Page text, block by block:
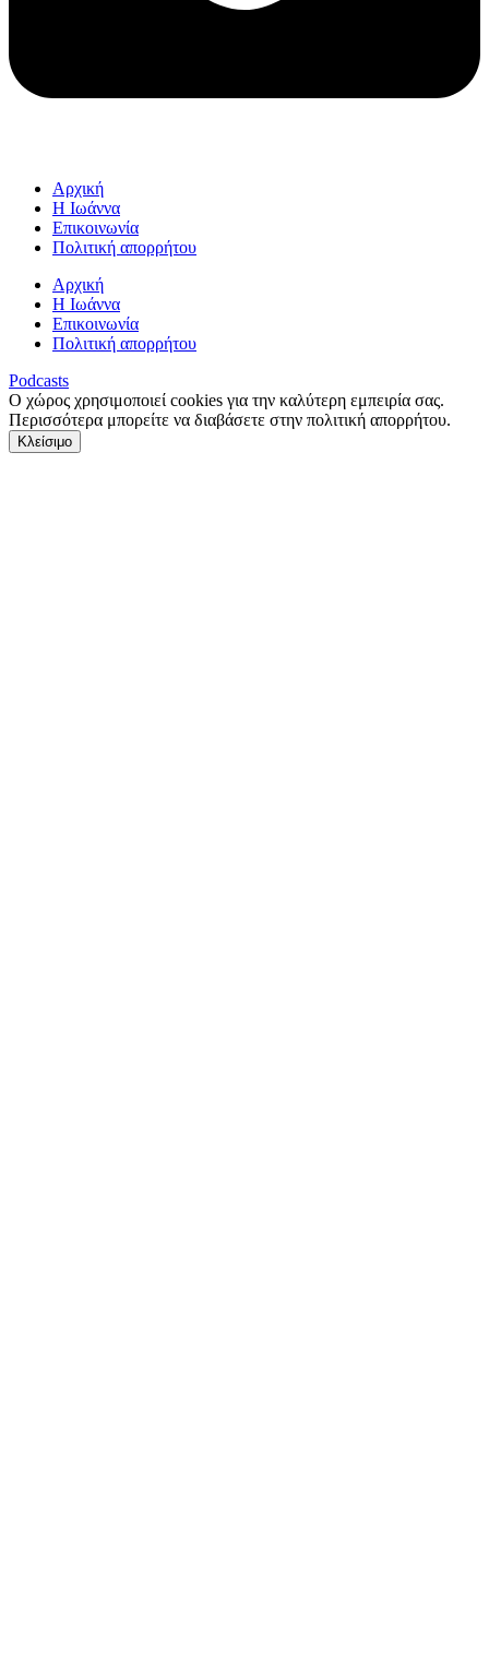
Αρχική
Η Ιωάννα
Επικοινωνία
Πολιτική απορρήτου
Αρχική
Η Ιωάννα
Επικοινωνία
Πολιτική απορρήτου
Podcasts
Ο χώρος χρησιμοποιεί cookies για την καλύτερη εμπειρία σας.
Περισσότερα μπορείτε να διαβάσετε στην πολιτική απορρήτου.
Κλείσιμο